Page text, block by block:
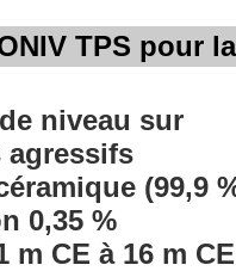
TPS pour
niveau sur
(99,9
0,35 %
m CE à 16 m CE